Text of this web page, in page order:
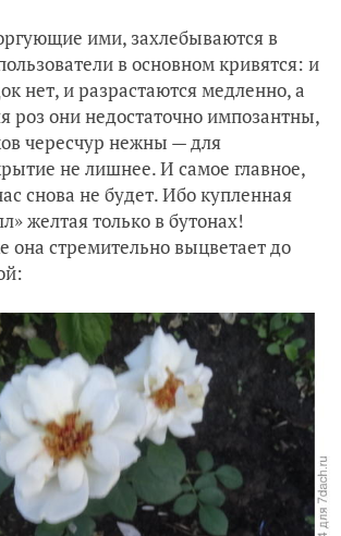
ими, захлебываются в
в основном кривятся: и
нет, и разрастаются медленно, а
роз они недостаточно импозантны,
чересчур нежны — для
не лишнее. И самое главное,
снова не будет. Ибо купленная
желтая только в бутонах!
она стремительно выцветает до